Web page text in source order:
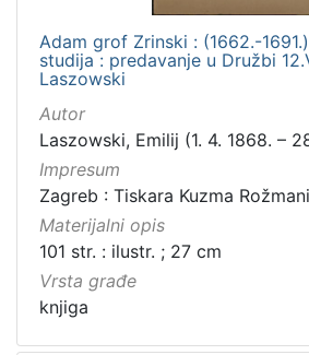
Adam grof Zrinski : (1662.-
studija : predavanje u Družbi
Laszowski
Autor
Laszowski, Emilij (1. 4. 1868. –
Impresum
Zagreb : Tiskara Kuzma
Materijalni opis
101 str. : ilustr. ; 27 cm
Vrsta građe
knjiga